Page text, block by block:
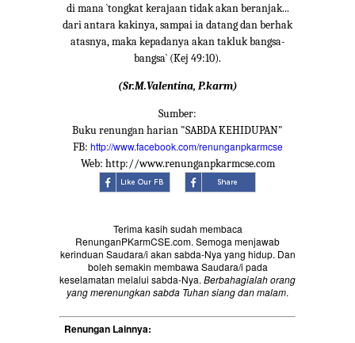
di mana `tongkat kerajaan tidak akan beranjak...
dari antara kakinya, sampai ia datang dan berhak
atasnya, maka kepadanya akan takluk bangsa-
bangsa` (Kej 49:10).
(Sr.M.Valentina, P.karm)
Sumber:
Buku renungan harian "SABDA KEHIDUPAN"
FB: http://www.facebook.com/renunganpkarmcse
Web: http://www.renunganpkarmcse.com
Terima kasih sudah membaca
RenunganPKarmCSE.com. Semoga menjawab
kerinduan Saudara/i akan sabda-Nya yang hidup. Dan
boleh semakin membawa Saudara/i pada
keselamatan melalui sabda-Nya. Berbahagialah orang
yang merenungkan sabda Tuhan siang dan malam.
Renungan Lainnya: